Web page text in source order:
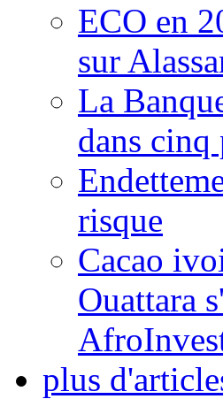
ECO en
sur
La
dans cinq
risque
Cacao
Ouattara
plus